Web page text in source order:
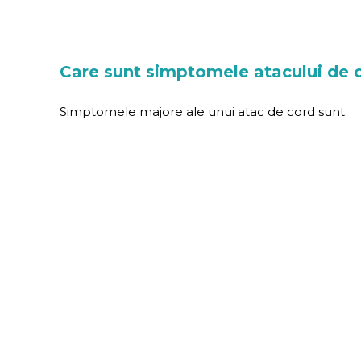
Care sunt simptomele atacului de
Simptomele majore ale unui atac de cord sunt: